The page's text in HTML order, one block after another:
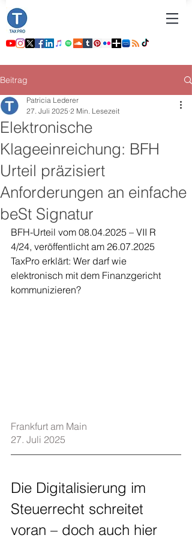
Beitrag
Elektronische
Klageeinreichung: BFH
Urteil präzisiert
Anforderungen an einfache
beSt Signatur
Patricia Lederer
27. Juli 2025 2 Min. Lesezeit
BFH-Urteil vom 08.04.2025 – VII R
4/24, veröffentlicht am 26.07.2025
TaxPro erklärt: Wer darf wie
elektronisch mit dem Finanzgericht
kommunizieren?
Frankfurt am Main
27. Juli 2025
Die Digitalisierung im
Steuerrecht schreitet
voran – doch auch hier